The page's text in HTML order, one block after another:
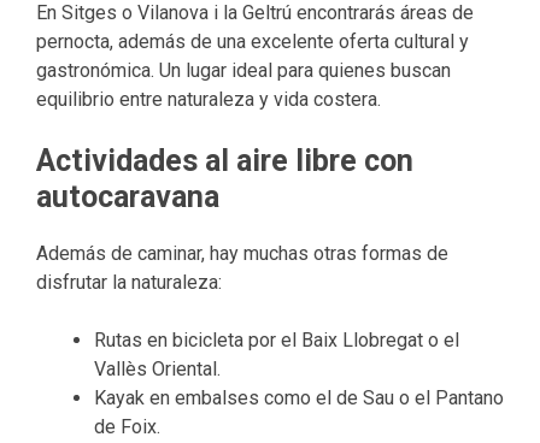
En Sitges o Vilanova i la Geltrú encontrarás áreas de
pernocta, además de una excelente oferta cultural y
gastronómica. Un lugar ideal para quienes buscan
equilibrio entre naturaleza y vida costera.
Actividades al aire libre con
autocaravana
Además de caminar, hay muchas otras formas de
disfrutar la naturaleza:
Rutas en bicicleta por el Baix Llobregat o el
Vallès Oriental.
Kayak en embalses como el de Sau o el Pantano
de Foix.